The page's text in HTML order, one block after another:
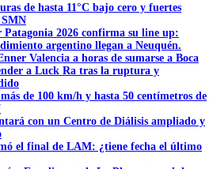
de hasta 11°C bajo cero y fuertes
Patagonia 2026 confirma su line up:
argentino llegan a Neuquén.
Valencia a horas de sumarse a Boca
a Luck Ra tras la ruptura y
de 100 km/h y hasta 50 centímetros de
con un Centro de Diálisis ampliado y
el final de LAM: ¿tiene fecha el último